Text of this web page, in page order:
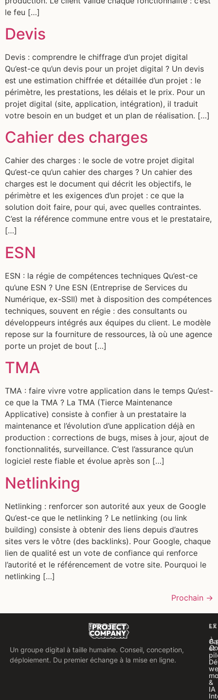
le feu […]
Devis
Devis : comprendre le chiffrage d’un projet digital
Qu’est-ce qu’un devis pour un projet digital ? Un devis
est une estimation chiffrée et détaillée d’un projet : le
périmètre, les prestations, les délais et le prix. Pour un
projet digital (site, application, intégration), il traduit
votre besoin en un budget et un plan de réalisation. […]
Cahier des charges
Cahier des charges : le socle de votre projet digital
Qu’est-ce qu’un cahier des charges ? Un cahier des
charges est le document qui décrit les objectifs, le
périmètre et les exigences d’un projet : ce que la
solution doit faire, pour qui, avec quelles contraintes.
C’est la référence commune entre vous et le prestataire,
[…]
ESN
ESN : la régie de compétences techniques Qu’est-ce
qu’une ESN ? Une ESN (Entreprise de Services du
Numérique, ex-SSII) met à disposition des compétences
techniques, souvent en régie : des consultants ou
développeurs intégrés aux équipes du client. Le modèle
repose sur la fourniture de ressources, là où une agence
porte un projet de bout […]
TMA
TMA : faire vivre votre application dans le temps Qu’est-
ce que la TMA ? La TMA (Tierce Maintenance
Applicative) consiste à confier à un prestataire la
maintenance et l’évolution d’une application déjà en
production : corrections de bugs, mises à jour, ajout de
fonctionnalités, surveillance. C’est l’assurance qu’un
logiciel reste fiable et évolue après son […]
Netlinking
Netlinking : renforcer son autorité aux yeux de Google
Qu’est-ce que le netlinking ? Le netlinking (ou link
building) consiste à obtenir des liens depuis d’autres
sites vers le vôtre (des backlinks). Pour Google, chaque
lien de qualité est un vote de confiance qui renforce
l’autorité et le référencement de votre site. Pourquoi le
netlinking […]
Prochain →
Un groupe digital à taille humaine. Conseil, conception,
déploiement. Du premier échange à la mise en ligne.
et
&
IA
À